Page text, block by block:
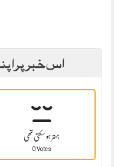
اس خبر پر
بہتر ہو سکتی تھی
0 Votes